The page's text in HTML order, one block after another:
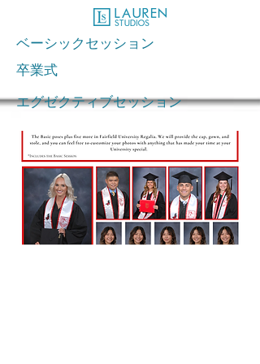
ベーシックセッション
卒業式
エグゼクティブセッション